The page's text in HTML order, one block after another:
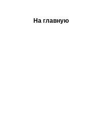
На главную